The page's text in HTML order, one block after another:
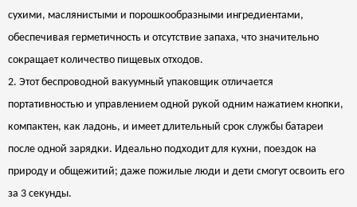
сухими, маслянистыми и порошкообразными ингредиентами,
обеспечивая герметичность и отсутствие запаха, что значительно
сокращает количество пищевых отходов.
2. Этот беспроводной вакуумный упаковщик отличается
портативностью и управлением одной рукой одним нажатием кнопки,
компактен, как ладонь, и имеет длительный срок службы батареи
после одной зарядки. Идеально подходит для кухни, поездок на
природу и общежитий; даже пожилые люди и дети смогут освоить его
за 3 секунды.